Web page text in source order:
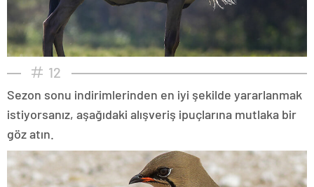
12
Sezon sonu indirimlerinden en iyi şekilde yararlanmak
istiyorsanız, aşağıdaki alışveriş ipuçlarına mutlaka bir
göz atın.